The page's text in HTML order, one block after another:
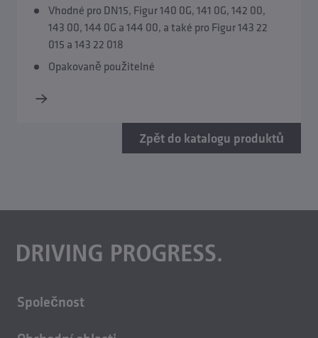
Vhodné pro DN15, Figur 140 0G, 141 0G, 142 00,
143 00, 144 0G a 144 00, a také pro Figur 143 22
015 a 143 22 018
Opakovaně použitelné
Zpět do katalogu produktů
Společnost